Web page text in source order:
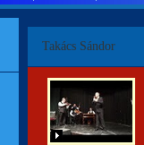
Takács Sándor